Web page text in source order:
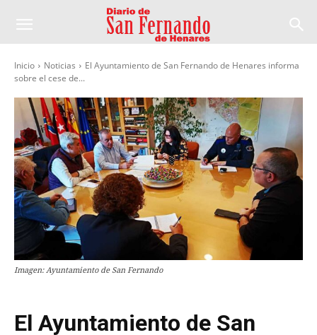
Inicio Noticias
El Ayuntamiento de San Fernando de Henares informa
sobre el cese de...
Imagen: Ayuntamiento de San Fernando
El Ayuntamiento de San